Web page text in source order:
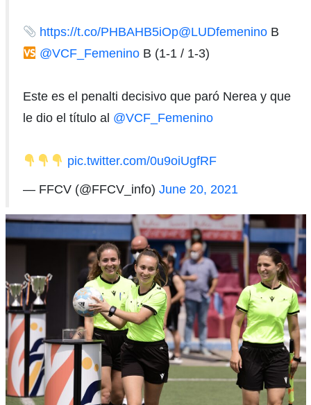
https://t.co/PHBAHB5iOp@LUDfemenino B
@VCF_Femenino B (1-1 / 1-3)
Este es el penalti decisivo que paró Nerea y que
le dio el título al @VCF_Femenino
pic.twitter.com/0u9oiUgfRF
— FFCV (@FFCV_info) June 20, 2021